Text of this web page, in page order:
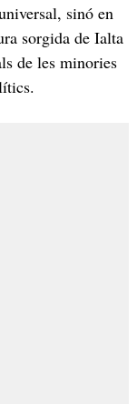
sinó en
sorgida de Ialta
de les minories